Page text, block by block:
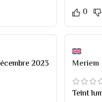
0
2023 Meriem
Teint